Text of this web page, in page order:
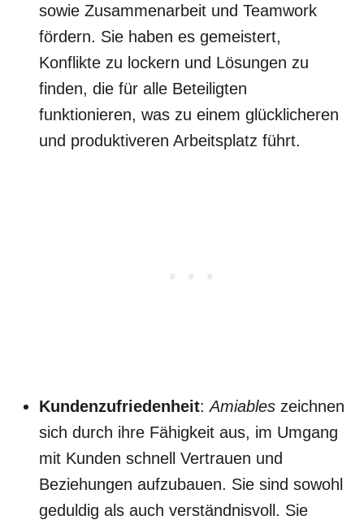
sowie Zusammenarbeit und Teamwork
fördern. Sie haben es gemeistert,
Konflikte zu lockern und Lösungen zu
finden, die für alle Beteiligten
funktionieren, was zu einem glücklicheren
und produktiveren Arbeitsplatz führt.
Kundenzufriedenheit:Amiables zeichnen
sich durch ihre Fähigkeit aus, im Umgang
mit Kunden schnell Vertrauen und
Beziehungen aufzubauen. Sie sind sowohl
geduldig als auch verständnisvoll. Sie